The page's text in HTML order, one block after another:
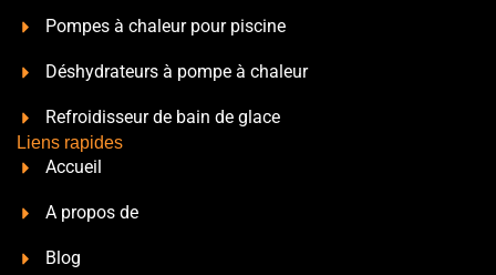
Pompes à chaleur pour piscine
Déshydrateurs à pompe à chaleur
Refroidisseur de bain de glace
Liens rapides
Accueil
A propos de
Blog